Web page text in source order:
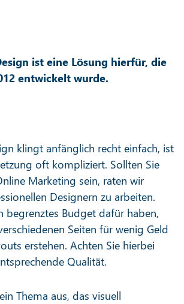
ist eine Lösung hierfür, die
entwickelt wurde.
klingt anfänglich recht einfach, ist
oft kompliziert. Sollten Sie
Marketing sein, raten wir
Designern zu arbeiten.
begrenztes Budget dafür haben,
Seiten für wenig Geld
erstehen. Achten Sie hierbei
Qualität.
Thema aus, das visuell